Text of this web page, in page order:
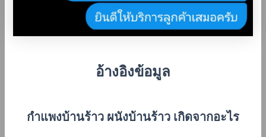
อ้างอิงข้อมูล
กำแพงบ้านร้าว ผนังบ้านร้าว เกิดจากอะไร